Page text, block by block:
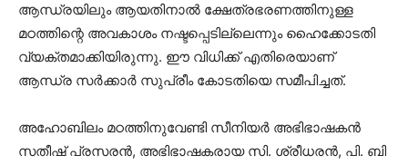
ആന്ധ്രയിലും ആയതിനാൽ ക്ഷേത്രഭരണത്തിനുള്ള
മഠത്തിന്റെ അവകാശം നഷ്ടപ്പെടില്ലെന്നും ഹൈക്കോടതി
വ്യക്തമാക്കിയിരുന്നു. ഈ വിധിക്ക് എതിരെയാണ്
ആന്ധ്ര സർക്കാർ സുപ്രീം കോടതിയെ സമീപിച്ചത്.
അഹോബിലം മഠത്തിനുവേണ്ടി സീനിയർ അഭിഭാഷകൻ
സതീഷ് പ്രസരൻ, അഭിഭാഷകരായ സി. ശ്രീധരൻ, പി. ബി